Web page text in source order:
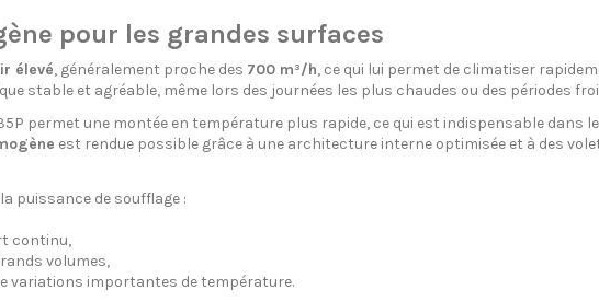
pour les grandes surfaces
élevé, généralement proche des 700 m³/h, ce qui lui permet de climatiser
stable et agréable, même lors des journées les plus chaudes ou des périodes
permet une montée en température plus rapide, ce qui est indispensable dans
est rendue possible grâce à une architecture interne optimisée et à des
puissance de soufflage :
continu,
volumes,
variations importantes de température.